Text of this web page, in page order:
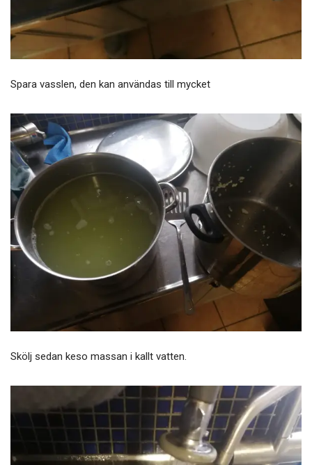
Spara vasslen, den kan användas till mycket
Skölj sedan keso massan i kallt vatten.